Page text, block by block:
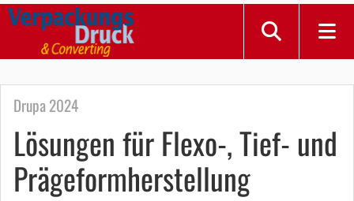
Drupa 2024
Lösungen für Flexo-, Tief- und
Prägeformherstellung